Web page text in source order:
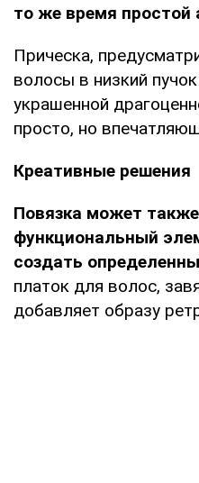
то же время простой
Прическа,
волосы в низкий
украшенной
просто, но
Креативные решения
Повязка может
функциональный
создать
платок для волос,
добавляет образу